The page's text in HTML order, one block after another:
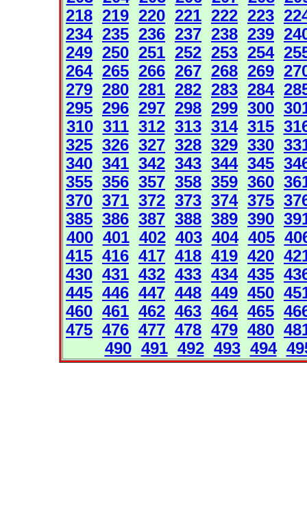
218 219 220 221 222 223
234 235 236 237 238 239
249 250 251 252 253 254
264 265 266 267 268 269
279 280 281 282 283 284
295 296 297 298 299 300
310 311 312 313 314 315
325 326 327 328 329 330
340 341 342 343 344 345
355 356 357 358 359 360
370 371 372 373 374 375
385 386 387 388 389 390
400 401 402 403 404 405
415 416 417 418 419 420
430 431 432 433 434 435
445 446 447 448 449 450
460 461 462 463 464 465
475 476 477 478 479 480
490 491 492 493 494